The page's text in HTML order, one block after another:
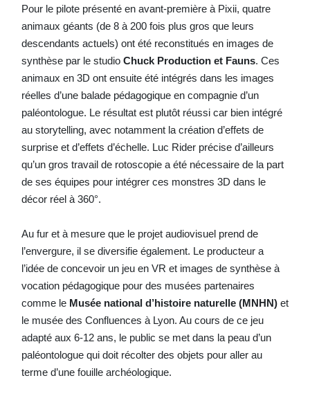
Pour le pilote présenté en avant-première à Pixii, quatre
animaux géants (de 8 à 200 fois plus gros que leurs
descendants actuels) ont été reconstitués en images de
synthèse par le studio Chuck Production et Fauns. Ces
animaux en 3D ont ensuite été intégrés dans les images
réelles d’une balade pédagogique en compagnie d’un
paléontologue. Le résultat est plutôt réussi car bien intégré
au storytelling, avec notamment la création d’effets de
surprise et d’effets d’échelle. Luc Rider précise d’ailleurs
qu’un gros travail de rotoscopie a été nécessaire de la part
de ses équipes pour intégrer ces monstres 3D dans le
décor réel à 360°.
Au fur et à mesure que le projet audiovisuel prend de
l’envergure, il se diversifie également. Le producteur a
l’idée de concevoir un jeu en VR et images de synthèse à
vocation pédagogique pour des musées partenaires
comme le Musée national d’histoire naturelle (MNHN)et
le musée des Confluences à Lyon. Au cours de ce jeu
adapté aux 6-12 ans, le public se met dans la peau d’un
paléontologue qui doit récolter des objets pour aller au
terme d’une fouille archéologique.